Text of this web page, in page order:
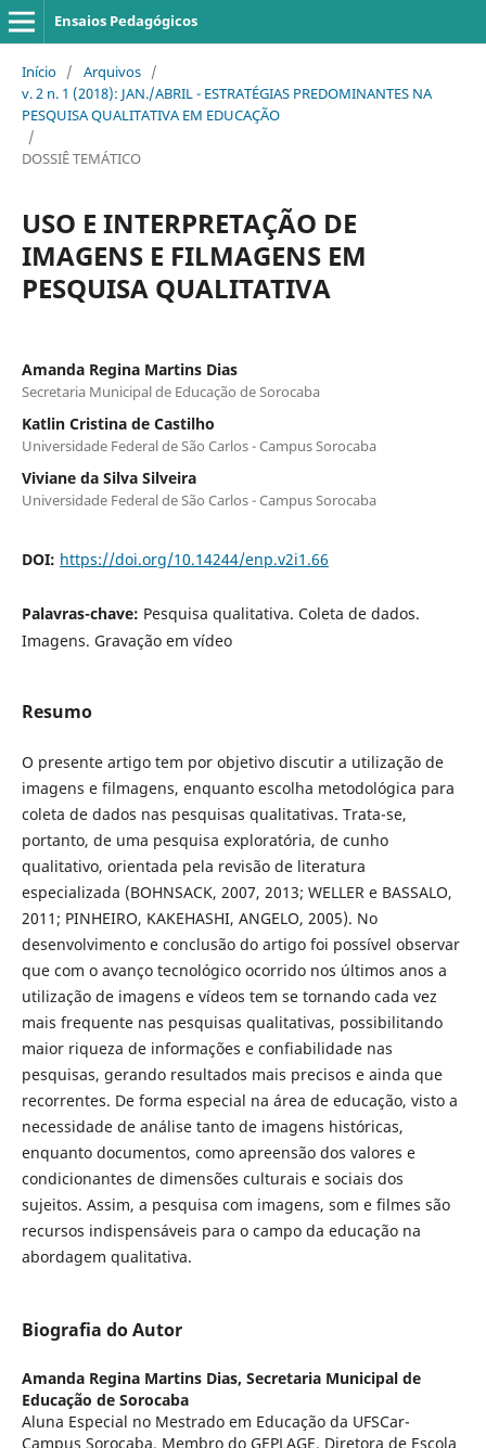
Ensaios Pedagógicos
Início / Arquivos /
v. 2 n. 1 (2018): JAN./ABRIL - ESTRATÉGIAS PREDOMINANTES NA
PESQUISA QUALITATIVA EM EDUCAÇÃO
/
DOSSIÊ TEMÁTICO
USO E INTERPRETAÇÃO DE
IMAGENS E FILMAGENS EM
PESQUISA QUALITATIVA
Amanda Regina Martins Dias
Secretaria Municipal de Educação de Sorocaba
Katlin Cristina de Castilho
Universidade Federal de São Carlos - Campus Sorocaba
Viviane da Silva Silveira
Universidade Federal de São Carlos - Campus Sorocaba
DOI: https://doi.org/10.14244/enp.v2i1.66
Palavras-chave: Pesquisa qualitativa. Coleta de dados.
Imagens. Gravação em vídeo
Resumo
O presente artigo tem por objetivo discutir a utilização de
imagens e filmagens, enquanto escolha metodológica para
coleta de dados nas pesquisas qualitativas. Trata-se,
portanto, de uma pesquisa exploratória, de cunho
qualitativo, orientada pela revisão de literatura
especializada (BOHNSACK, 2007, 2013; WELLER e BASSALO,
2011; PINHEIRO, KAKEHASHI, ANGELO, 2005). No
desenvolvimento e conclusão do artigo foi possível observar
que com o avanço tecnológico ocorrido nos últimos anos a
utilização de imagens e vídeos tem se tornando cada vez
mais frequente nas pesquisas qualitativas, possibilitando
maior riqueza de informações e confiabilidade nas
pesquisas, gerando resultados mais precisos e ainda que
recorrentes. De forma especial na área de educação, visto a
necessidade de análise tanto de imagens históricas,
enquanto documentos, como apreensão dos valores e
condicionantes de dimensões culturais e sociais dos
sujeitos. Assim, a pesquisa com imagens, som e filmes são
recursos indispensáveis para o campo da educação na
abordagem qualitativa.
Biografia do Autor
Amanda Regina Martins Dias, Secretaria Municipal de
Educação de Sorocaba
Aluna Especial no Mestrado em Educação da UFSCar-
Campus Sorocaba. Membro do GEPLAGE. Diretora de Escola